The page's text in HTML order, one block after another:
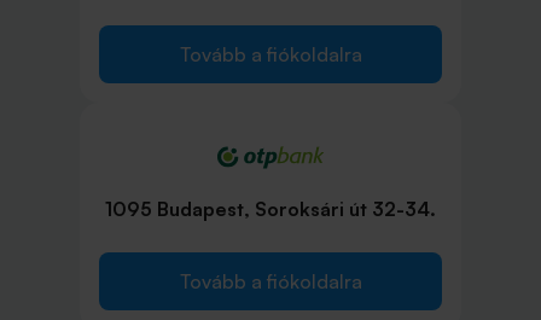
Tovább a fiókoldalra
1095 Budapest, Soroksári út 32-34.
Tovább a fiókoldalra